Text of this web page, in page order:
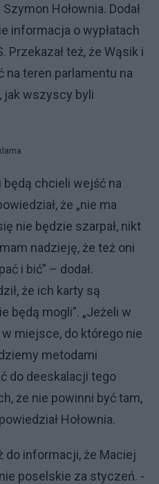
Hołownia. Dodał
informacja o wypłatach
Przekazał też, że Wąsik i
teren parlamentu na
jak wszyscy byli
będą chcieli wejść na
że „nie ma
nie będzie szarpał, nikt
nadzieję, że też oni
i bić” – dodał.
że ich karty są
będą mogli”. „Jeżeli w
miejsce, do którego nie
metodami
do deeskalacji tego
że nie powinni być tam,
Hołownia.
do informacji, że Maciej
poselskie za styczeń. -